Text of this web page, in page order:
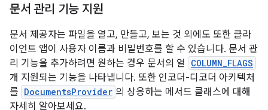
문서 관리 기능 지원
문서 제공자는 파일을 열고, 만들고, 보는 것 외에도 또한 클라
이언트 앱이 사용자 이름과 비밀번호를 할 수 있습니다. 문서 관
리 기능을 추가하려면 원하는 경우 문서의 열
COLUMN_FLAGS
개 지원되는 기능을 나타냅니다. 또한 인코더-디코더 아키텍처
를 DocumentsProvider 의 상응하는 메서드 클래스에 대해
자세히 알아보세요.